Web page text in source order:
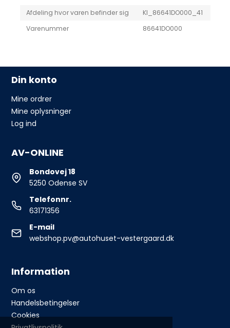
Afdeling hvor varen befinder sig
KI_86641DO000_41
Varenummer
86641DO000
Din konto
Mine ordrer
Mine oplysninger
Log ind
AV-ONLINE
Bondovej 18
5250 Odense SV
Telefonnr.
63171356
E-mail
webshop.pv@autohuset-vestergaard.dk
Information
Om os
Handelsbetingelser
Cookies